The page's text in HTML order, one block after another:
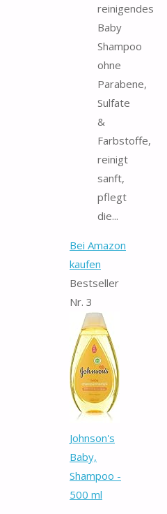
reinigendes
Baby
Shampoo
ohne
Parabene,
Sulfate
&
Farbstoffe,
reinigt
sanft,
pflegt
die...
Bei Amazon
kaufen
Bestseller
Nr. 3
Johnson's
Baby,
Shampoo -
500 ml